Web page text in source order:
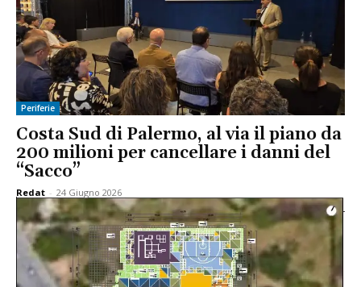
Periferie
Costa Sud di Palermo, al via il piano da
200 milioni per cancellare i danni del
“Sacco”
Redat - 24 Giugno 2026